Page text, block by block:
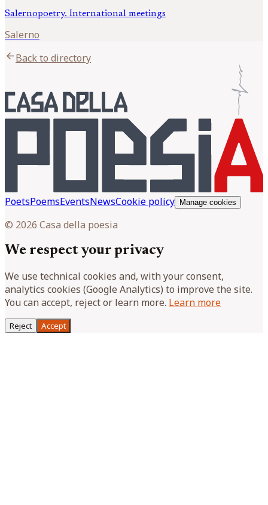
Salernopoetry. International meetings
Salerno
arrow_backBack to directory
PoetsPoemsEventsNewsCookie policy Manage cookies
© 2026 Casa della poesia
We respect your privacy
We use technical cookies and, with your consent,
analytics cookies (Google Analytics) to improve the site.
You can accept, reject or learn more. Learn more
Reject Accept